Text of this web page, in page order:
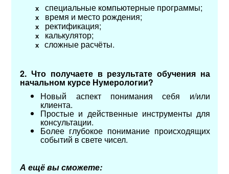
х специальные компьютерные программы;
х время и место рождения;
х ректификация;
х калькулятор;
х сложные расчёты.
2. Что получаете в результате обучения на
начальном курсе Нумерологии?
Новый аспект понимания себя и/или
клиента.
Простые и действенные инструменты для
консультации.
Более глубокое понимание происходящих
событий в свете чисел.
А ещё вы сможете: